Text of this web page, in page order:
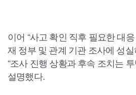
이어 “사고 확인 직후 필요한 대
재 정부 및 관계 기관 조사에 성
“조사 진행 상황과 후속 조치는
설명했다.